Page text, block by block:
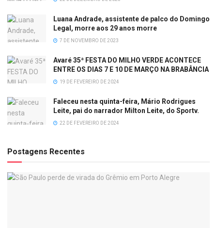
Luana Andrade, assistente de palco do Domingo
Legal, morre aos 29 anos morre
7 DE NOVEMBRO DE 2023
Avaré 35ª FESTA DO MILHO VERDE ACONTECE
ENTRE OS DIAS 7 E 10 DE MARÇO NA BRABÂNCIA
19 DE FEVEREIRO DE 2024
Faleceu nesta quinta-feira, Mário Rodrigues
Leite, pai do narrador Milton Leite, do Sportv.
22 DE FEVEREIRO DE 2024
Postagens Recentes